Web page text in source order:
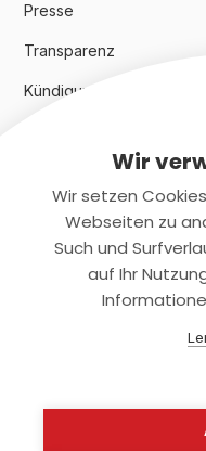
Presse
Transparenz
Kündigungsindex 2024
Rechtliches
Datenschutz
Wir
Wir setzen
Webseiten zu
Such und
auf Ihr